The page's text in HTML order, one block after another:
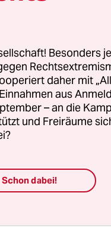
Lage
bis
Fälle
Lula
im
Besonders
daher mit
aus
– an die
und Freiräume
Schon dabei!